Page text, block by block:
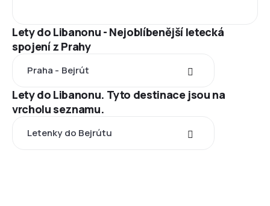
Lety do Libanonu - Nejoblíbenější letecká
spojení z Prahy
Praha - Bejrút
Lety do Libanonu. Tyto destinace jsou na
vrcholu seznamu.
Letenky do Bejrútu